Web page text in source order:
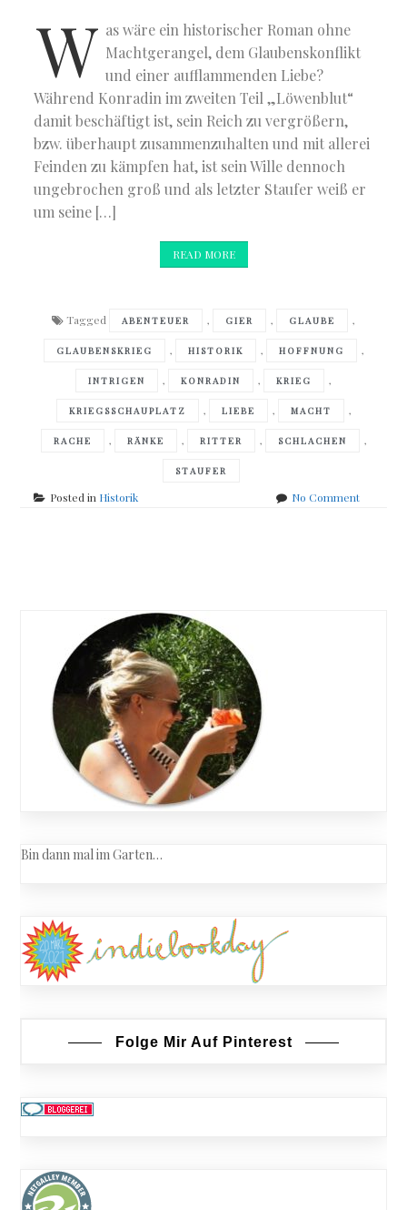
W as wäre ein historischer Roman ohne
Machtgerangel, dem Glaubenskonflikt
und einer aufflammenden Liebe?
Während Konradin im zweiten Teil „Löwenblut“
damit beschäftigt ist, sein Reich zu vergrößern,
bzw. überhaupt zusammenzuhalten und mit allerei
Feinden zu kämpfen hat, ist sein Wille dennoch
ungebrochen groß und als letzter Staufer weiß er
um seine […]
READ MORE
Tagged ABENTEUER , GIER , GLAUBE ,
GLAUBENSKRIEG , HISTORIK , HOFFNUNG ,
INTRIGEN , KONRADIN , KRIEG ,
KRIEGSSCHAUPLATZ , LIEBE , MACHT ,
RACHE , RÄNKE , RITTER , SCHLACHEN ,
STAUFER
Posted in Historik No Commenton
navigation
Bin dann mal im Garten…
Folge Mir Auf Pinterest